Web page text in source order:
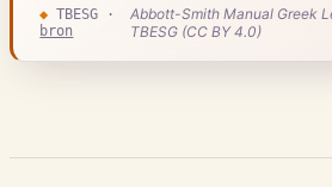
◆ TBESG ·
bron
Abbott-Smith Manual Greek
TBESG (CC BY 4.0)